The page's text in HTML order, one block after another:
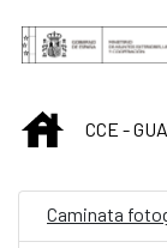
Saltar al
INICIO
CCE -
Caminata